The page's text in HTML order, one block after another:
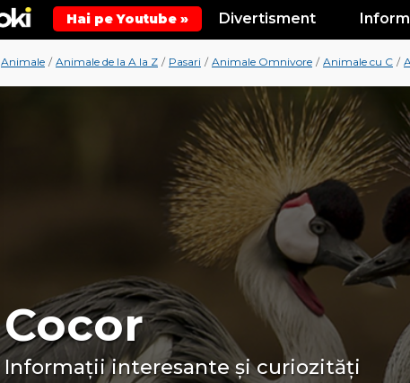
Hai pe Youtube » Divertisment
Animale / Animale de la A la Z / Pasari / Animale Omnivore / Animale cu C /
Cocor
Informații interesante și curiozități